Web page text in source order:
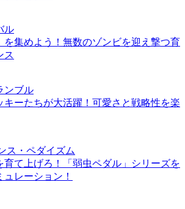
ル
を集めよう！無数のゾンビを迎え撃つ育
ス
ンブル
キーたちが大活躍！可愛さと戦略性を楽
ス・ペダイズム
育て上げろ！「弱虫ペダル」シリーズを
レーション！